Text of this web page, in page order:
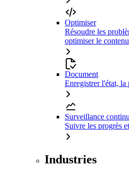
Optimiser
Résoudre les
optimiser le contenu
Document
Enregistrer l'état, la
Surveillance
Suivre les progrès
Industries